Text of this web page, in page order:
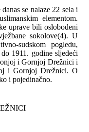
se nalaze 22 sela i
elementom.
uprave bili oslobođeni
sokolove(4). U
sudskom pogledu,
1911. godine sljedeći
i Gornjoj Drežnici i
i Gornjoj Drežnici. O
i pojedinačno.